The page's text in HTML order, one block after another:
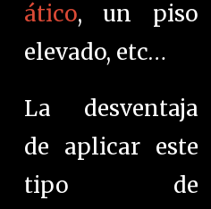
ático, un piso
elevado, etc…
La desventaja
de aplicar este
tipo de